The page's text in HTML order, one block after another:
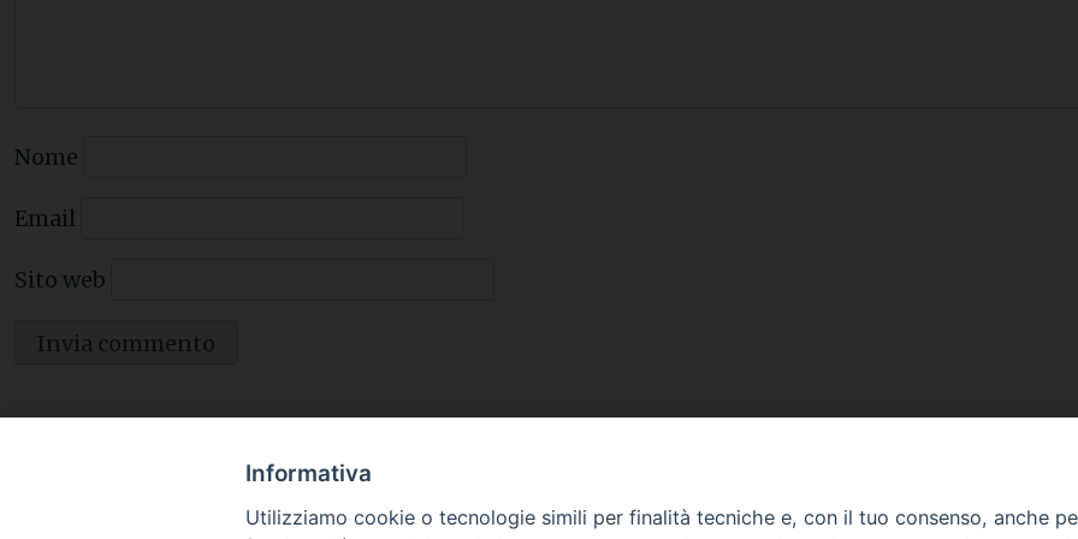
Nome
Email
Sito web
Contatti
Informativa
Utilizziamo cookie o tecnologie simili per finalità tecniche e, con il tuo consenso, anche